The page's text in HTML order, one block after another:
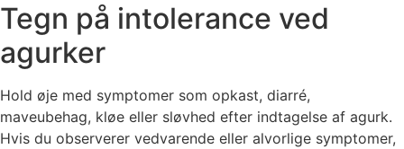
Tegn på intolerance ved
agurker
Hold øje med symptomer som opkast, diarré,
maveubehag, kløe eller sløvhed efter indtagelse af agurk.
Hvis du observerer vedvarende eller alvorlige symptomer,